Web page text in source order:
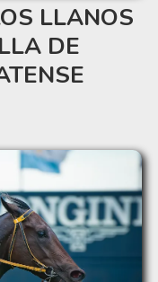
LLANOS
DE